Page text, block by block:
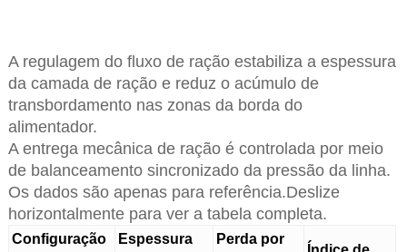
A regulagem do fluxo de ração estabiliza a espessura
da camada de ração e reduz o acúmulo de
transbordamento nas zonas da borda do
alimentador.
A entrega mecânica de ração é controlada por meio
de balanceamento sincronizado da pressão da linha.
Os dados são apenas para referência.Deslize
horizontalmente para ver a tabela completa.
Configuração Espessura Perda por